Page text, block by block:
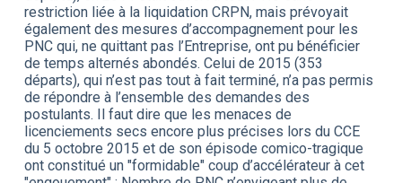
restriction liée à la liquidation CRPN, mais prévoyait
également des mesures d’accompagnement pour les
PNC qui, ne quittant pas l’Entreprise, ont pu bénéficier
de temps alternés abondés. Celui de 2015 (353
départs), qui n’est pas tout à fait terminé, n’a pas permis
de répondre à l’ensemble des demandes des
postulants. Il faut dire que les menaces de
licenciements secs encore plus précises lors du CCE
du 5 octobre 2015 et de son épisode comico-tragique
ont constitué un "formidable" coup d’accélérateur à cet